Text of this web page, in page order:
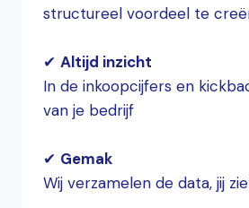
structureel voordeel te
✔ Altijd inzicht
In de inkoopcijfers en
van je bedrijf
✔ Gemak
Wij verzamelen de data, jij